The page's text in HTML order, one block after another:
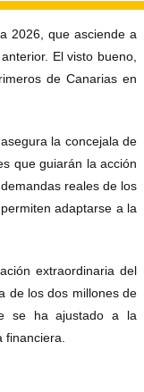
2026, que asciende a
El visto bueno,
de Canarias en
la concejala de
que guiarán la acción
reales de los
adaptarse a la
extraordinaria del
de los dos millones de
se ha ajustado a la
financiera.